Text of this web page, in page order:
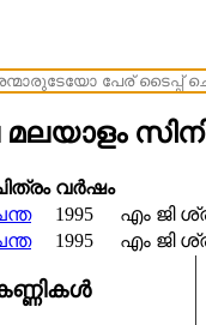
വര്‍ഷം
1995
എം ജി
1995 എം ജി
കണ്ണികള്‍